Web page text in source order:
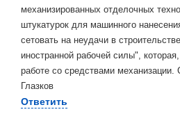
механизированных отделочных
штукатурок для машинного
сетовать на неудачи в
иностранной рабочей силы",
работе со средствами
Глазков
Ответить